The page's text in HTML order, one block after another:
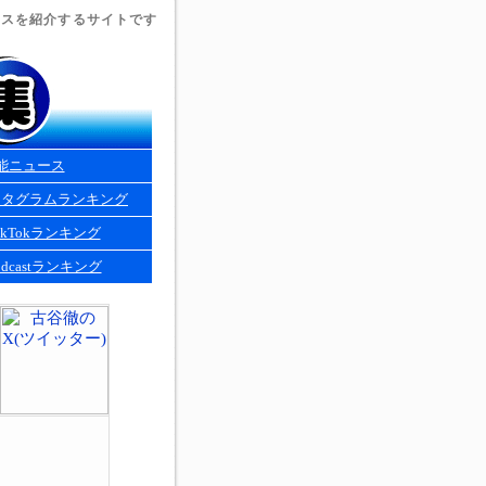
を紹介するサイトです
ニュース
グラムランキング
ランキング
ランキング